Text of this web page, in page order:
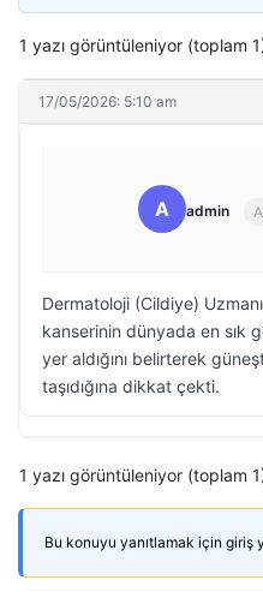
1 yazı görüntüleniyor (toplam
17/05/2026: 5:10 am
A admin
Dermatoloji (Cildiye)
kanserinin dünyada en sık
yer aldığını belirterek
taşıdığına dikkat çekti.
1 yazı görüntüleniyor (toplam
Bu konuyu yanıtlamak için giriş